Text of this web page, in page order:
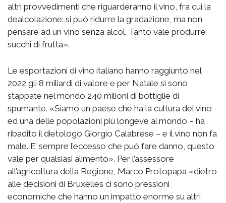
altri provvedimenti che riguarderanno il vino, fra cui la
dealcolazione: si può ridurre la gradazione, ma non
pensare ad un vino senza alcol. Tanto vale produrre
succhi di frutta».
Le esportazioni di vino italiano hanno raggiunto nel
2022 gli 8 miliardi di valore e per Natale si sono
stappate nel mondo 240 milioni di bottiglie di
spumante. «Siamo un paese che ha la cultura del vino
ed una delle popolazioni più longeve al mondo – ha
ribadito il dietologo Giorgio Calabrese – e il vino non fa
male. E’ sempre l’eccesso che può fare danno, questo
vale per qualsiasi alimento». Per l’assessore
all’agricoltura della Regione, Marco Protopapa «dietro
alle decisioni di Bruxelles ci sono pressioni
economiche che hanno un impatto enorme su altri